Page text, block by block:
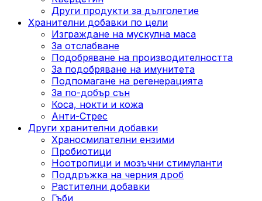
Други продукти за дълголетие
Хранителни добавки по цели
Изграждане на мускулна маса
За отслабване
Подобряване на производителността
За подобряване на имунитета
Подпомагане на регенерацията
За по-добър сън
Коса, нокти и кожа
Анти-Стрес
Други хранителни добавки
Храносмилателни ензими
Пробиотици
Ноотропици и мозъчни стимуланти
Поддръжка на черния дроб
Растителни добавки
Гъби